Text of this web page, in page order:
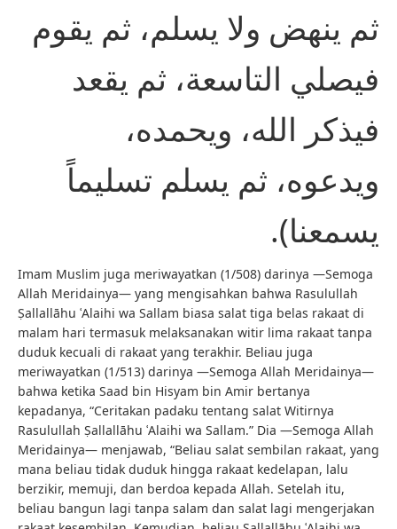
ثم ينهض ولا يسلم، ثم يقوم
فيصلي التاسعة، ثم يقعد
فيذكر الله، ويحمده،
ويدعوه، ثم يسلم تسليماً
يسمعنا).
Imam Muslim juga meriwayatkan (1/508) darinya —Semoga
Allah Meridainya— yang mengisahkan bahwa Rasulullah
Ṣallallāhu ʿAlaihi wa Sallam biasa salat tiga belas rakaat di
malam hari termasuk melaksanakan witir lima rakaat tanpa
duduk kecuali di rakaat yang terakhir. Beliau juga
meriwayatkan (1/513) darinya —Semoga Allah Meridainya—
bahwa ketika Saad bin Hisyam bin Amir bertanya
kepadanya, “Ceritakan padaku tentang salat Witirnya
Rasulullah Ṣallallāhu ʿAlaihi wa Sallam.” Dia —Semoga Allah
Meridainya— menjawab, “Beliau salat sembilan rakaat, yang
mana beliau tidak duduk hingga rakaat kedelapan, lalu
berzikir, memuji, dan berdoa kepada Allah. Setelah itu,
beliau bangun lagi tanpa salam dan salat lagi mengerjakan